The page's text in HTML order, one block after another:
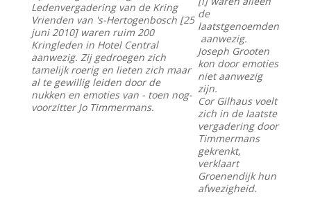
Ledenvergadering van de Kring
Vrienden van 's-Hertogenbosch [25
juni 2010] waren ruim 200
Kringleden in Hotel Central
aanwezig. Zij gedroegen zich
tamelijk roerig en lieten zich maar
al te gewillig leiden door de
nukken en emoties van - toen nog-
voorzitter Jo Timmermans.
de
laatstgenoemden
aanwezig.
Joseph Grooten
kon door emoties
niet aanwezig
zijn.
Cor Gilhaus voelt
zich in de laatste
vergadering door
Timmermans
gekrenkt,
verklaart
Groenendijk hun
afwezigheid.